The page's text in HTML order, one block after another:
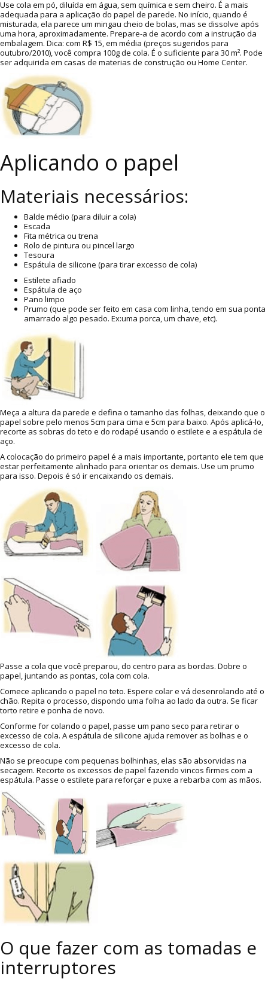
Use cola em pó, diluída em água, sem química e sem cheiro. É a mais
adequada para a aplicação do papel de parede. No início, quando é
misturada, ela parece um mingau cheio de bolas, mas se dissolve após
uma hora, aproximadamente. Prepare-a de acordo com a instrução da
embalagem. Dica: com R$ 15, em média (preços sugeridos para
outubro/2010), você compra 100g de cola. É o suficiente para 30 m². Pode
ser adquirida em casas de materias de construção ou Home Center.
Aplicando o papel
Materiais necessários:
Balde médio (para diluir a cola)
Escada
Fita métrica ou trena
Rolo de pintura ou pincel largo
Tesoura
Espátula de silicone (para tirar excesso de cola)
Estilete afiado
Espátula de aço
Pano limpo
Prumo (que pode ser feito em casa com linha, tendo em sua ponta
amarrado algo pesado. Ex:uma porca, um chave, etc).
Meça a altura da parede e defina o tamanho das folhas, deixando que o
papel sobre pelo menos 5cm para cima e 5cm para baixo. Após aplicá-lo,
recorte as sobras do teto e do rodapé usando o estilete e a espátula de
aço.
A colocação do primeiro papel é a mais importante, portanto ele tem que
estar perfeitamente alinhado para orientar os demais. Use um prumo
para isso. Depois é só ir encaixando os demais.
Passe a cola que você preparou, do centro para as bordas. Dobre o
papel, juntando as pontas, cola com cola.
Comece aplicando o papel no teto. Espere colar e vá desenrolando até o
chão. Repita o processo, dispondo uma folha ao lado da outra. Se ficar
torto retire e ponha de novo.
Conforme for colando o papel, passe um pano seco para retirar o
excesso de cola. A espátula de silicone ajuda remover as bolhas e o
excesso de cola.
Não se preocupe com pequenas bolhinhas, elas são absorvidas na
secagem. Recorte os excessos de papel fazendo vincos firmes com a
espátula. Passe o estilete para reforçar e puxe a rebarba com as mãos.
O que fazer com as tomadas e
interruptores